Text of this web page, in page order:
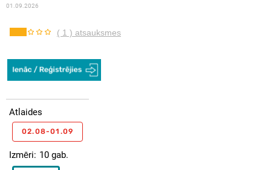
01.09.2026
( 1 ) atsauksmes
Izmēri 10 gab.
Atlaides
02.08-01.09